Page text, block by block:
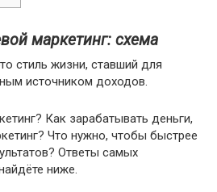
маркетинг: схема
стиль жизни, ставший для
источником доходов.
Как зарабатывать деньги,
Что нужно, чтобы быстрее
Ответы самых
ниже.